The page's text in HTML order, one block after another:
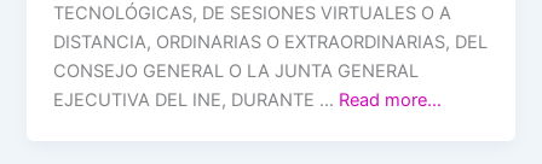
TECNOLÓGICAS, DE SESIONES VIRTUALES O A
DISTANCIA, ORDINARIAS O EXTRAORDINARIAS, DEL
CONSEJO GENERAL O LA JUNTA GENERAL
EJECUTIVA DEL INE, DURANTE … Read more…